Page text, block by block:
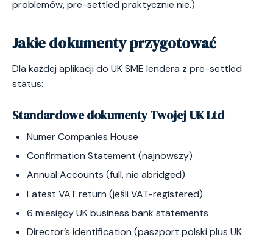
problemów, pre-settled praktycznie nie.)
Jakie dokumenty przygotować
Dla każdej aplikacji do UK SME lendera z pre-settled
status:
Standardowe dokumenty Twojej UK Ltd
Numer Companies House
Confirmation Statement (najnowszy)
Annual Accounts (full, nie abridged)
Latest VAT return (jeśli VAT-registered)
6 miesięcy UK business bank statements
Director’s identification (paszport polski plus UK